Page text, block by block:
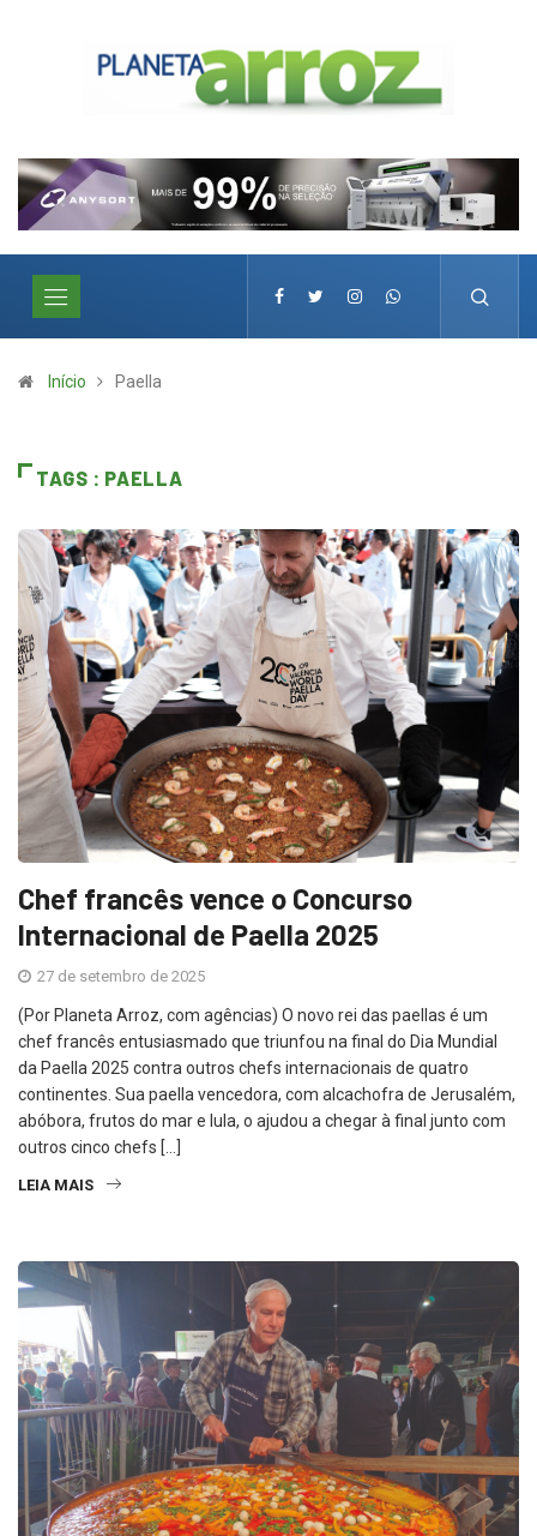
Início Paella
TAGS : PAELLA
Chef francês vence o Concurso
Internacional de Paella 2025
27 de setembro de 2025
(Por Planeta Arroz, com agências) O novo rei das paellas é um
chef francês entusiasmado que triunfou na final do Dia Mundial
da Paella 2025 contra outros chefs internacionais de quatro
continentes. Sua paella vencedora, com alcachofra de Jerusalém,
abóbora, frutos do mar e lula, o ajudou a chegar à final junto com
outros cinco chefs […]
LEIA MAIS